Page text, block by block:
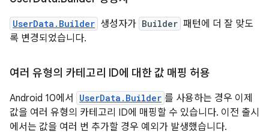
UserData.Builder 생성자가 Builder 패턴에 더 잘 맞도
록 변경되었습니다.
여러 유형의 카테고리 ID에 대한 값 매핑 허용
Android 10에서 UserData.Builder 를 사용하는 경우 이제
값을 여러 유형의 카테고리 ID에 매핑할 수 있습니다. 이전 출시
에서는 값을 여러 번 추가할 경우 예외가 발생했습니다.